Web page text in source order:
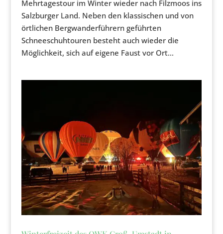
Mehrtagestour im Winter wieder nach Filzmoos ins
Salzburger Land. Neben den klassischen und von
örtlichen Bergwanderführern geführten
Schneeschuhtouren besteht auch wieder die
Möglichkeit, sich auf eigene Faust vor Ort...